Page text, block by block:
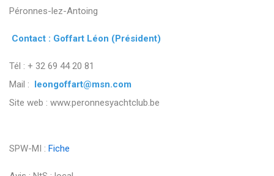
Péronnes-lez-Antoing
Contact : Goffart Léon (Président)
Tél : + 32 69 44 20 81
Mail : leongoffart@msn.com
Site web : www.peronnesyachtclub.be
SPW-MI : Fiche